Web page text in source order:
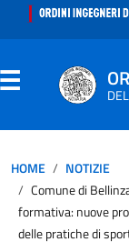
SEGRETERIA
HOME
NOTIZIE
Comune di
formativa: nuove
delle pratiche di